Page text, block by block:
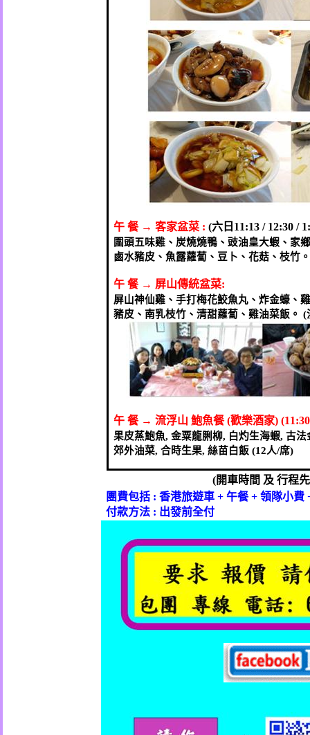
午 餐 → 客家盆菜: (六日 11:13 / 12:30 /
圍頭五味雞、炭燒燒鴨、豉油皇大蝦、家
鹵水豬皮、魚露蘿蔔、豆卜、花菇、枝竹
午 餐 → 屏山傳統盆菜:
屏山神仙雞、手打梅花鮫魚丸、炸金蠔、
豬皮、南乳枝竹、清甜蘿蔔、雞油菜飯。 (
午 餐 → 流浮山 鮑魚餐(歡樂酒家)
果皮蒸鮑魚, 金粟龍脷柳, 白灼生海蝦, 古法
郊外油菜, 合時生果, 絲苗白飯 (12人/席)
(開車時間 及 行程
團費包括 :香港旅遊車 +午餐+領隊小費
付款方法 : 出發前全付